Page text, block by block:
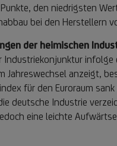
den niedrigsten
bei den Herstellern
der heimischen
Jahreswechsel anzeigt,
für den Euroraum
deutsche Industrie
eine leichte